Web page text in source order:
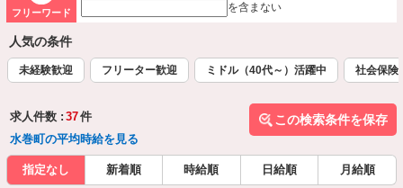
フリーワード を含まない
人気の条件
未経験歓迎 フリーター歓迎 ミドル（40代～）活躍中 社会保険
求人件数 : 37件
水巻町の平均時給を見る
この検索条件を保存
指定なし 新着順 時給順 日給順 月給順